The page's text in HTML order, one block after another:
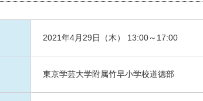
2021年4月29日（木） 13:00～17:00
東京学芸大学附属竹早小学校道徳部